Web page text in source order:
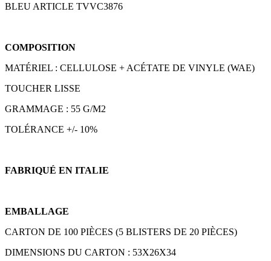
BLEU ARTICLE TVVC3876
COMPOSITION
MATÉRIEL : CELLULOSE + ACÉTATE DE VINYLE (WAE)
TOUCHER LISSE
GRAMMAGE : 55 G/M2
TOLÉRANCE +/- 10%
FABRIQUÉ EN ITALIE
EMBALLAGE
CARTON DE 100 PIÈCES (5 BLISTERS DE 20 PIÈCES)
DIMENSIONS DU CARTON : 53X26X34